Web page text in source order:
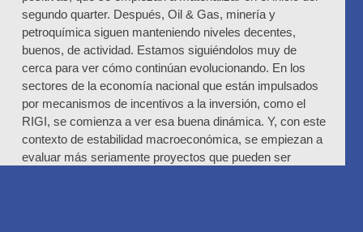
segundo quarter. Después, Oil & Gas, minería y
petroquímica siguen manteniendo niveles decentes,
buenos, de actividad. Estamos siguiéndolos muy de
cerca para ver cómo continúan evolucionando. En los
sectores de la economía nacional que están impulsados
por mecanismos de incentivos a la inversión, como el
RIGI, se comienza a ver esa buena dinámica. Y, con este
contexto de estabilidad macroeconómica, se empiezan a
evaluar más seriamente proyectos que pueden ser